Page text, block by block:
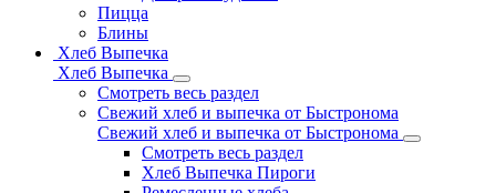
Пицца
Блины
Хлеб Выпечка
Хлеб Выпечка
Смотреть весь раздел
Свежий хлеб и выпечка от Быстронома
Свежий хлеб и выпечка от Быстронома
Смотреть весь раздел
Хлеб Выпечка Пироги